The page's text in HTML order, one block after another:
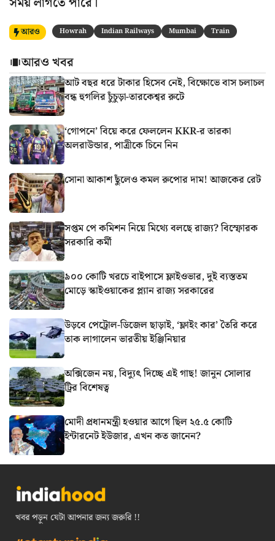
আরও Howrah Indian Railways Mumbai Train
আরও খবর
আট বছর ধরে টাকার হিসেব নেই, বিক্ষোভে বাস চলাচল
বন্ধ হুগলির চুঁচুড়া-তারকেশ্বর রুটে
‘গোপনে’ বিয়ে করে ফেললেন KKR-র তারকা
অলরাউন্ডার, পাত্রীকে চিনে নিন
সোনা আকাশ ছুঁলেও কমল রুপোর দাম! আজকের রেট
সপ্তম পে কমিশন নিয়ে মিথ্যে বলছে রাজ্য? বিস্ফোরক
সরকারি কর্মী
৯০০ কোটি খরচে বাইপাসে ফ্লাইওভার, দুই ব্যস্ততম
মোড়ে স্কাইওয়াকের প্ল্যান রাজ্য সরকারের
উড়বে পেট্রোল-ডিজেল ছাড়াই, ‘ফ্লাইং কার’ তৈরি করে
তাক লাগালেন ভারতীয় ইঞ্জিনিয়ার
অক্সিজেন নয়, বিদ্যুৎ দিচ্ছে এই গাছ! জানুন সোলার
ট্রির বিশেষত্ব
মোদী প্রধানমন্ত্রী হওয়ার আগে ছিল ২৫.৫ কোটি
ইন্টারনেট ইউজার, এখন কত জানেন?
খবর পড়ুন যেটা আপনার জন্য জরুরি !!